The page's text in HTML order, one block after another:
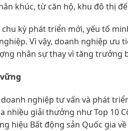
khúc, từ căn hộ, khu đô thị
kỳ phát triển mới, yếu tố
Vì vậy, doanh nghiệp ưu
nhân sự thay vì tăng trưởng
nghiệp tư vấn và phát
nhiều giải thưởng như Top 10
hiệu Bất động sản Quốc gia